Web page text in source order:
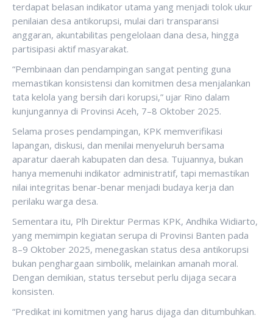
terdapat belasan indikator utama yang menjadi tolok ukur
penilaian desa antikorupsi, mulai dari transparansi
anggaran, akuntabilitas pengelolaan dana desa, hingga
partisipasi aktif masyarakat.
“Pembinaan dan pendampingan sangat penting guna
memastikan konsistensi dan komitmen desa menjalankan
tata kelola yang bersih dari korupsi,” ujar Rino dalam
kunjungannya di Provinsi Aceh, 7–8 Oktober 2025.
Selama proses pendampingan, KPK memverifikasi
lapangan, diskusi, dan menilai menyeluruh bersama
aparatur daerah kabupaten dan desa. Tujuannya, bukan
hanya memenuhi indikator administratif, tapi memastikan
nilai integritas benar-benar menjadi budaya kerja dan
perilaku warga desa.
Sementara itu, Plh Direktur Permas KPK, Andhika Widiarto,
yang memimpin kegiatan serupa di Provinsi Banten pada
8–9 Oktober 2025, menegaskan status desa antikorupsi
bukan penghargaan simbolik, melainkan amanah moral.
Dengan demikian, status tersebut perlu dijaga secara
konsisten.
“Predikat ini komitmen yang harus dijaga dan ditumbuhkan.